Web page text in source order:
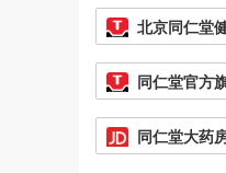
同仁堂官方